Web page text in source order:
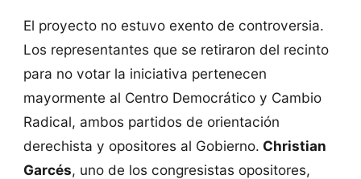
El proyecto no estuvo exento de controversia.
Los representantes que se retiraron del recinto
para no votar la iniciativa pertenecen
mayormente al Centro Democrático y Cambio
Radical, ambos partidos de orientación
derechista y opositores al Gobierno. Christian
Garcés, uno de los congresistas opositores,